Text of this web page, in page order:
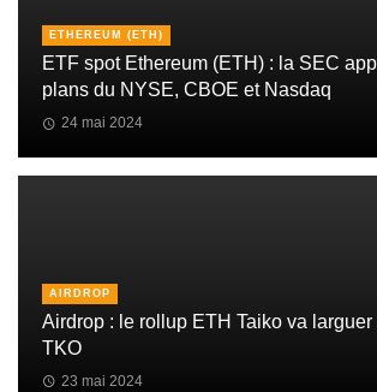
ETHEREUM (ETH)
ETF spot Ethereum (ETH) : la SEC
plans du NYSE, CBOE et Nasdaq
24 mai 2024
AIRDROP
Airdrop : le rollup ETH Taiko va larguer
TKO
23 mai 2024